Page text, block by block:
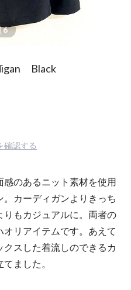
6
Black
確認する
のあるニット素材を使用
カーディガンよりきっち
りもカジュアルに。両者の
リアイテムです。あえて
スした着流しのできるカ
ました。